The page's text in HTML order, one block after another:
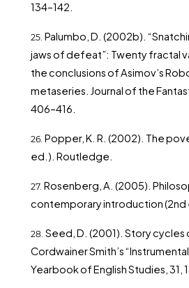
134–142.
Palumbo, D. (2002b).
jaws of defeat”: Twenty fractal
the conclusions of Asimov’s
metaseries. Journal of the
406–416.
Popper, K. R. (2002). The
ed.). Routledge.
Rosenberg, A. (2005).
contemporary introduction
Seed, D. (2001). Story
Cordwainer Smith’s
Yearbook of English Studies, 31,